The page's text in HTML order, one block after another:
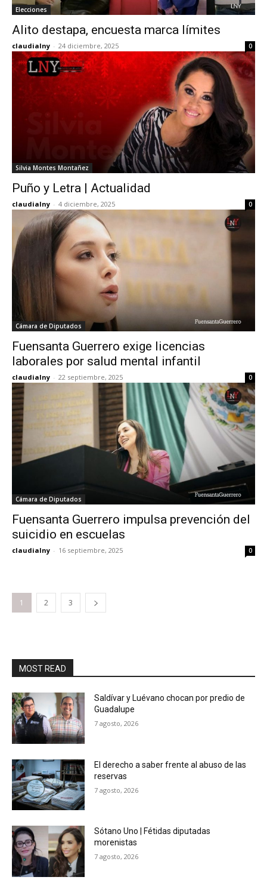
Elecciones
Alito destapa, encuesta marca límites
claudialny - 24 diciembre, 2025 0
Silvia Montes Montañez
Puño y Letra | Actualidad
claudialny - 4 diciembre, 2025 0
Cámara de Diputados
Fuensanta Guerrero exige licencias
laborales por salud mental infantil
claudialny - 22 septiembre, 2025 0
Cámara de Diputados
Fuensanta Guerrero impulsa prevención del
suicidio en escuelas
claudialny - 16 septiembre, 2025 0
1 2 3
MOST READ
Saldívar y Luévano chocan por predio de
Guadalupe
7 agosto, 2026
El derecho a saber frente al abuso de las
reservas
7 agosto, 2026
Sótano Uno | Fétidas diputadas
morenistas
7 agosto, 2026